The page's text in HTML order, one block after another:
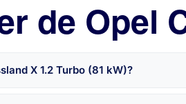
de Opel
X 1.2 Turbo (81 kW)?